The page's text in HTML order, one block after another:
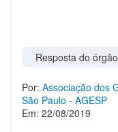
Resposta do
Por: Associação dos
São Paulo - AGESP
Em: 22/08/2019